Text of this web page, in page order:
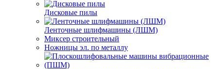
Дисковые пилы
Ленточные шлифмашины (ЛШМ)
Миксер строительный
Ножницы эл. по металлу